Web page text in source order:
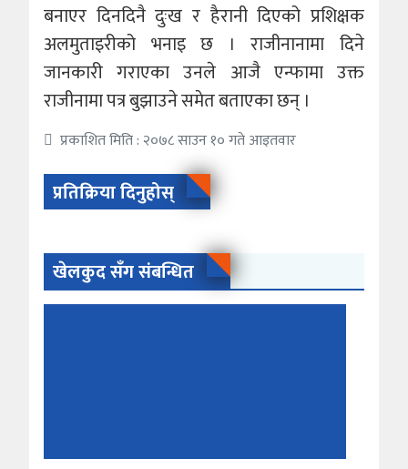
बनाएर दिनदिनै दुःख र हैरानी दिएको प्रशिक्षक
अलमुताइरीको भनाइ छ । राजीनानामा दिने
जानकारी गराएका उनले आजै एन्फामा उक्त
राजीनामा पत्र बुझाउने समेत बताएका छन् ।
प्रकाशित मिति : २०७८ साउन १० गते आइतवार
प्रतिक्रिया दिनुहोस्
खेलकुद सँग संबन्धित